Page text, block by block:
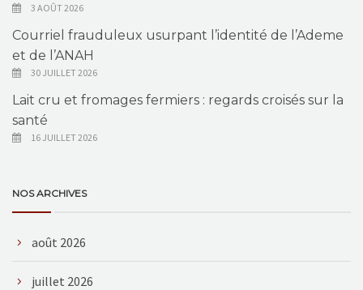
3 AOÛT 2026
Courriel frauduleux usurpant l’identité de l’Ademe
et de l’ANAH
30 JUILLET 2026
Lait cru et fromages fermiers : regards croisés sur la
santé
16 JUILLET 2026
NOS ARCHIVES
août 2026
juillet 2026